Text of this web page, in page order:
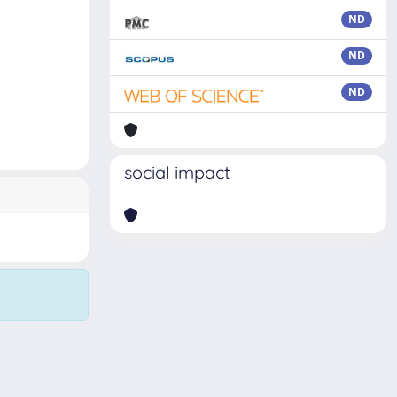
ND
ND
ND
social impact